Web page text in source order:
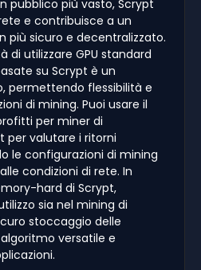
pubblico più vasto, Scrypt
e contribuisce a un
più sicuro e decentralizzato.
di utilizzare GPU standard
su Scrypt è un
permettendo flessibilità e
di mining. Puoi usare il
per miner di
per valutare i ritorni
le configurazioni di mining
condizioni di rete. In
hard di Scrypt,
sia nel mining di
stoccaggio delle
versatile e